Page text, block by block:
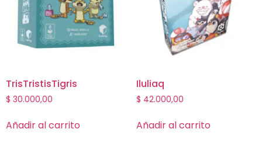
TrisTristisTigris
$ 30.000,00
Añadir al carrito
Iluliaq
$ 42.000,00
Añadir al carrito